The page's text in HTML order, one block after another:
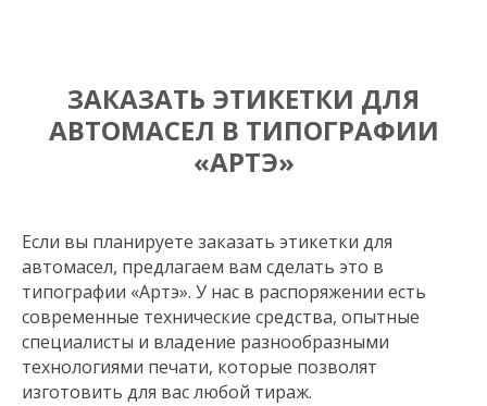
ЗАКАЗАТЬ ЭТИКЕТКИ ДЛЯ
АВТОМАСЕЛ В ТИПОГРАФИИ
«АРТЭ»
Если вы планируете заказать этикетки для
автомасел, предлагаем вам сделать это в
типографии «Артэ». У нас в распоряжении есть
современные технические средства, опытные
специалисты и владение разнообразными
технологиями печати, которые позволят
изготовить для вас любой тираж.